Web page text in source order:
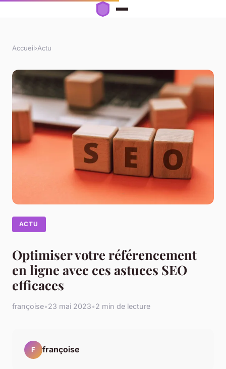
Accueil›Actu
ACTU
Optimiser votre référencement
en ligne avec ces astuces SEO
efficaces
françoise•23 mai 2023•2 min de lecture
F françoise